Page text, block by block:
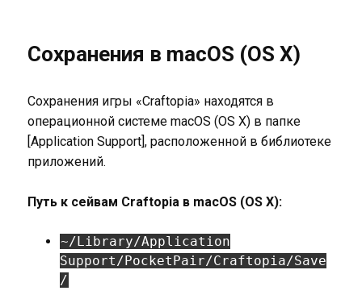
Сохранения в macOS (OS X)
Сохранения игры «Craftopia» находятся в
операционной системе macOS (OS X) в папке
[Application Support], расположенной в библиотеке
приложений.
Путь к сейвам Craftopia в macOS (OS X):
~/Library/Application
Support/PocketPair/Craftopia/Save
/